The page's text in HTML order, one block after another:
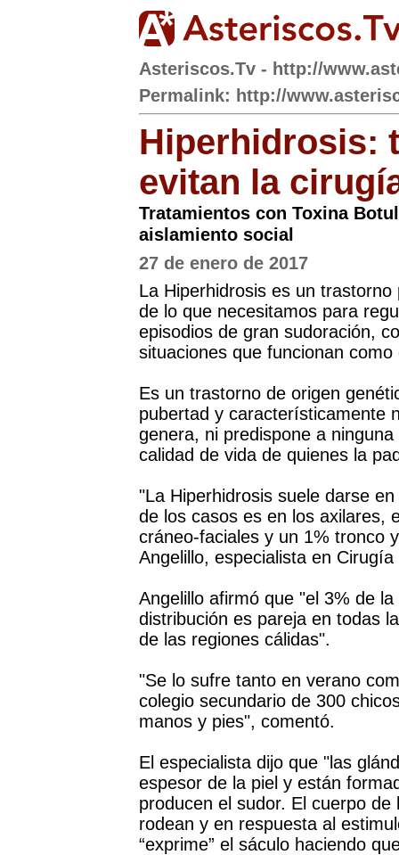
Asteriscos.Tv - http://
Permalink: http://
Hiperhidrosis:
evitan la
Tratamientos con Toxina
aislamiento social
27 de enero de 2017
La Hiperhidrosis es un
de lo que necesitamos para
episodios de gran sudoración,
situaciones que funcionan como
Es un trastorno de origen
pubertad y característicamente
genera, ni predispone a
calidad de vida de quienes la
"La Hiperhidrosis suele darse
de los casos es en los axilares,
cráneo-faciales y un 1% tronco
Angelillo, especialista en Cirugía
Angelillo afirmó que "el 3% de
distribución es pareja en todas
de las regiones cálidas".
"Se lo sufre tanto en verano
colegio secundario de 300
manos y pies", comentó.
El especialista dijo que "las
espesor de la piel y están
producen el sudor. El cuerpo
rodean y en respuesta al
“exprime” el sáculo haciendo